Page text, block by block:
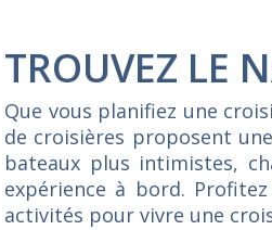
TROUVEZ LE
Que vous planifiez une
de croisières proposent
bateaux plus intimistes,
expérience à bord.
activités pour vivre une